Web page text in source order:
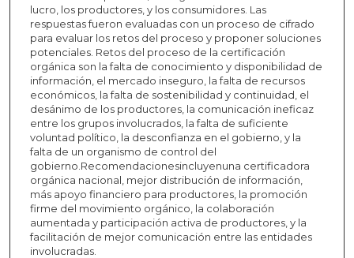
lucro, los productores, y los consumidores. Las
respuestas fueron evaluadas con un proceso de cifrado
para evaluar los retos del proceso y proponer soluciones
potenciales. Retos del proceso de la certificación
orgánica son la falta de conocimiento y disponibilidad de
información, el mercado inseguro, la falta de recursos
económicos, la falta de sostenibilidad y continuidad, el
desánimo de los productores, la comunicación ineficaz
entre los grupos involucrados, la falta de suficiente
voluntad político, la desconfianza en el gobierno, y la
falta de un organismo de control del
gobierno.Recomendacionesincluyenuna certificadora
orgánica nacional, mejor distribución de información,
más apoyo financiero para productores, la promoción
firme del movimiento orgánico, la colaboración
aumentada y participación activa de productores, y la
facilitación de mejor comunicación entre las entidades
involucradas.